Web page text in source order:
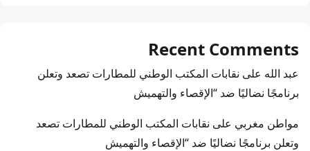
Recent Comments
عبد الله على نقابات المكتب الوطني للمطارات تصعد وتعلن
برنامجًا نضاليًا ضد “الإقصاء والتهميش
مواطن مغربي على نقابات المكتب الوطني للمطارات تصعد
وتعلن برنامجًا نضاليًا ضد “الإقصاء والتهميش